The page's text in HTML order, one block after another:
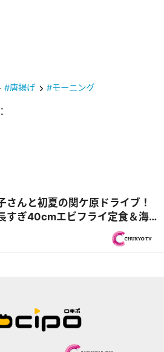
#唐揚げ #モーニング
さんと初夏の関ケ原ドライブ！
すぎ40cmエビフライ定食＆海
牛中華食べ放題！？『PS純金